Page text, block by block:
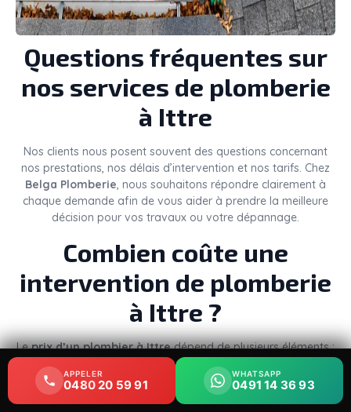
Questions fréquentes sur
nos services de plomberie
à Ittre
Nos clients nous posent souvent des questions concernant
nos prestations, nos délais d’intervention et nos tarifs. Chez
Belga Plomberie, nous souhaitons répondre clairement à
chaque demande afin de vous aider à prendre la meilleure
décision pour vos travaux ou votre dépannage.
Combien coûte une
intervention de plomberie
à Ittre ?
Leprix d’un plombier à Ittredépend de plusieurs éléments :
la nature du problème, le temps nécessaire, les pièces à
remplacer et le niveau d’urgence. Une simple réparation de
robinet ou un débouchage ne représente pas le même
APPELER
0480 20 59 91
WHATSAPP
0491 14 36 93
APPELER
0480 20 59 91
WHATSAPP
0491 14 36 93